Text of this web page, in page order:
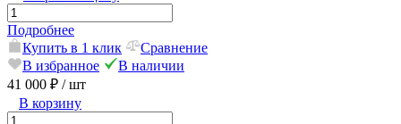
Подробнее
Купить в 1 клик
Сравнение
В избранное
В наличии
41 000 ₽ / шт
В корзину